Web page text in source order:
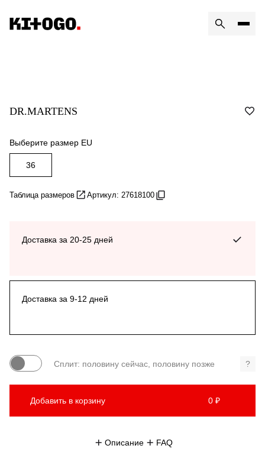
DR.MARTENS
Выберите размер EU
36
Таблица размеров Артикул: 27618100
Доставка за 20-25 дней
Доставка за 9-12 дней
Сплит: половину сейчас, половину позже ?
Добавить в корзину 0 ₽
Описание FAQ